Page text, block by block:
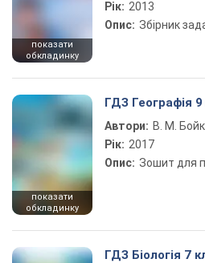
показати
обкладинку
Рік: 2013
Опис: Збірник
показати
обкладинку
ГДЗ Географія 9
Автори: В. М.
Рік: 2017
Опис: Зошит для
ГДЗ Біологія 7